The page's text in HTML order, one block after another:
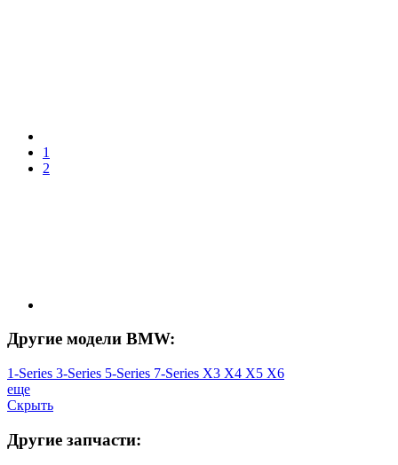
1
2
Другие модели BMW:
1-Series 3-Series 5-Series 7-Series X3 X4 X5 X6
еще
Скрыть
Другие запчасти: